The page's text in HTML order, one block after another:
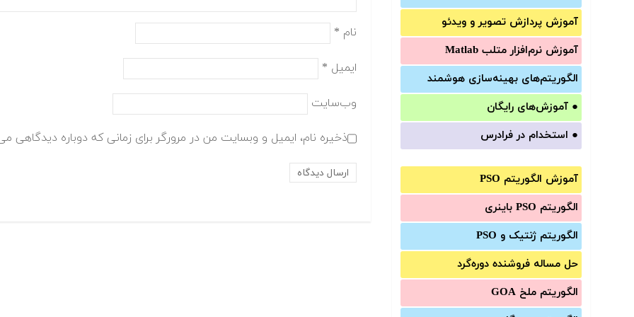
آموزش‌ پردازش تصویر و ویدئو
آموزش‌ نرم‌افزار متلب Matlab
الگوریتم‌های بهینه‌سازی هوشمند
● آموزش‌های رایگان
● استخدام در فرادرس
آموزش الگوریتم PSO
الگوریتم PSO باینری
الگوریتم ژنتیک و PSO
حل مساله فروشنده دوره‌گرد
الگوریتم ملخ GOA
نام *
ایمیل *
وب‌سایت
ذخیره نام، ایمیل و وبسایت من در مرورگر برای زمانی که دوباره دیدگاهی